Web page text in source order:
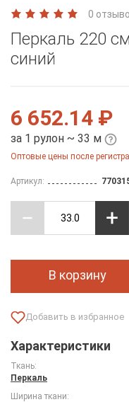
0
Перкаль 220
синий
6 652.14 ₽
за 1 рулон ~ 33 м
Оптовые цены после
Артикул:
В корзину
Характеристики
Ткань:
Перкаль
Ширина ткани: